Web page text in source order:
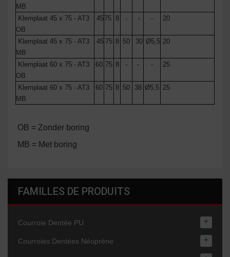
MB
Klemplaat 45 x 75 - AT3
OB
4575 8 - - - 20
Klemplaat 45 x 75 - AT3
MB
45 75 8 50 30 Ø5,5 20
Klemplaat 60 x 75 - AT3
OB
60 75 8 - - - 25
Klemplaat 60 x 75 - AT3
MB
60 75 8 50 38 Ø5,5 25
OB = Zonder boring
MB = Met boring
FAMILLES DE PRODUITS
Courroie Dentée PU +
Courroies Dentées Néoprène +